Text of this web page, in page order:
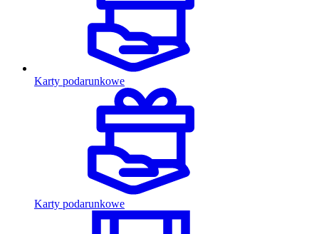
Karty podarunkowe
Karty podarunkowe